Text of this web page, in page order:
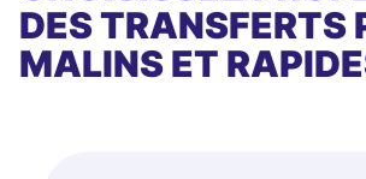
DES TRANSFERTS
MALINS ET